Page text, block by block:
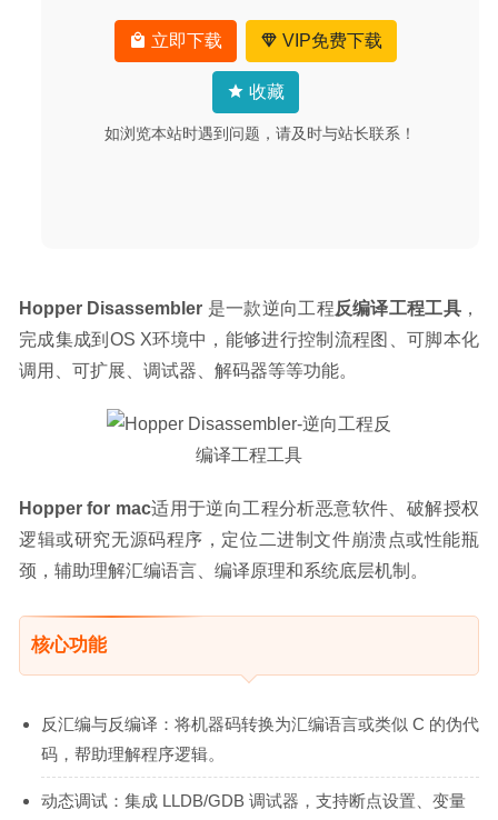
立即下载 VIP免费下载
收藏
如浏览本站时遇到问题，请及时与站长联系！
Hopper Disassembler 是一款逆向工程反编译工程工具 ，
完成集成到OS X环境中，能够进行控制流程图、可脚本化
调用、可扩展、调试器、解码器等等功能。
Hopper for mac适用于逆向工程分析恶意软件、破解授权
逻辑或研究无源码程序，定位二进制文件崩溃点或性能瓶
颈，辅助理解汇编语言、编译原理和系统底层机制。
核心功能
反汇编与反编译：将机器码转换为汇编语言或类似 C 的伪代
码，帮助理解程序逻辑。
动态调试：集成 LLDB/GDB 调试器，支持断点设置、变量
PDF Expert 3.11.1 中文版-最好用的PDF工具之一
Total Video Converter Pro 5.2.1 中文版 – 优秀的视频格式
2025-02-12